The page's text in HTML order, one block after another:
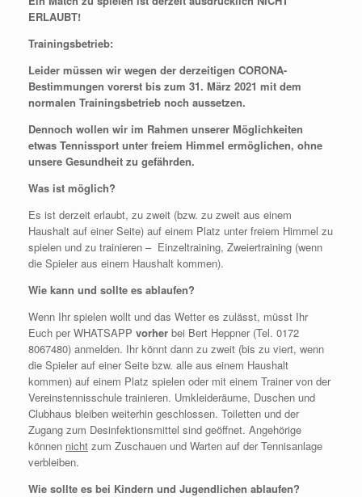
ERLAUBT!
Trainingsbetrieb:
Leider müssen wir wegen der derzeitigen CORONA-
Bestimmungen vorerst bis zum 31. März 2021 mit dem
normalen Trainingsbetrieb noch aussetzen.
Dennoch wollen wir im Rahmen unserer Möglichkeiten
etwas Tennissport unter freiem Himmel ermöglichen, ohne
unsere Gesundheit zu gefährden.
Was ist möglich?
Es ist derzeit erlaubt, zu zweit (bzw. zu zweit aus einem
Haushalt auf einer Seite) auf einem Platz unter freiem Himmel zu
spielen und zu trainieren – Einzeltraining, Zweiertraining (wenn
die Spieler aus einem Haushalt kommen).
Wie kann und sollte es ablaufen?
Wenn Ihr spielen wollt und das Wetter es zulässt, müsst Ihr
Euch per WHATSAPP vorher bei Bert Heppner (Tel. 0172
8067480) anmelden. Ihr könnt dann zu zweit (bis zu viert, wenn
die Spieler auf einer Seite bzw. alle aus einem Haushalt
kommen) auf einem Platz spielen oder mit einem Trainer von der
Vereinstennisschule trainieren. Umkleideräume, Duschen und
Clubhaus bleiben weiterhin geschlossen. Toiletten und der
Zugang zum Desinfektionsmittel sind geöffnet. Angehörige
können nicht zum Zuschauen und Warten auf der Tennisanlage
verbleiben.
Wie sollte es bei Kindern und Jugendlichen ablaufen?